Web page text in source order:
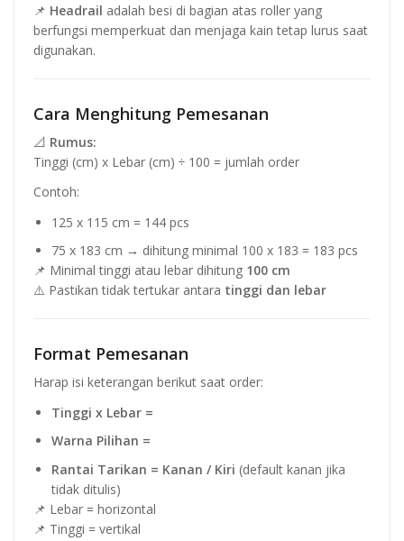
📌 Headrail adalah besi di bagian atas roller yang
berfungsi memperkuat dan menjaga kain tetap lurus saat
digunakan.
Cara Menghitung Pemesanan
📐 Rumus:
Tinggi (cm) x Lebar (cm) ÷ 100 = jumlah order
Contoh:
125 x 115 cm = 144 pcs
75 x 183 cm → dihitung minimal 100 x 183 = 183 pcs
📌 Minimal tinggi atau lebar dihitung 100 cm
⚠️ Pastikan tidak tertukar antara tinggi dan lebar
Format Pemesanan
Harap isi keterangan berikut saat order:
Tinggi x Lebar =
Warna Pilihan =
Rantai Tarikan = Kanan / Kiri (default kanan jika
tidak ditulis)
📌 Lebar = horizontal
📌 Tinggi = vertikal